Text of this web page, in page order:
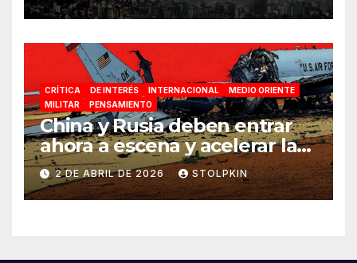
CRÍTICA DE INTERÉS INTERNACIONAL
MEDIO ORIENTE
MILITAR
PENSAMIENTO
China y Rusia deben entrar
ahora a escena y acelerar la
reconfiguración del Nuevo
Orden Mundial
2 DE ABRIL DE 2026 STOLPKIN